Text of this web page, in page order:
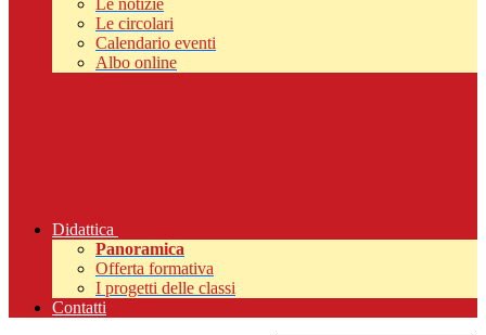
Le notizie
Le circolari
Calendario eventi
Albo online
Didattica
Panoramica
Offerta formativa
I progetti delle classi
Contatti